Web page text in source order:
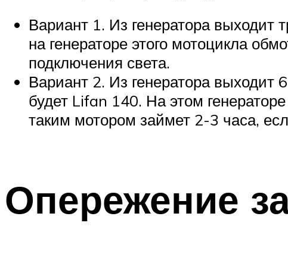
Вариант 1. Из генератора
на генераторе этого мотоцикла
подключения света.
Вариант 2. Из генератора выходит
будет Lifan 140. На этом
таким мотором займет 2-3 часа,
Опережение